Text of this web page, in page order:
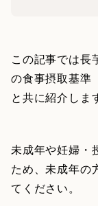
この記事では長
の食事摂取基準
と共に紹介しま
未成年や妊婦・
ため、未成年の
てください。